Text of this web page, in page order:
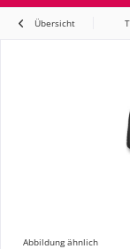
Übersicht
Abbildung ähnlich